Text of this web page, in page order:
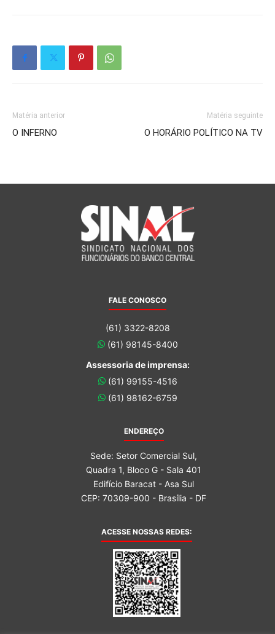
Matéria anterior
O INFERNO
Matéria seguinte
O HORÁRIO POLÍTICO NA TV
FALE CONOSCO
(61) 3322-8208
(61) 98145-8400
Assessoria de imprensa:
(61) 99155-4516
(61) 98162-6759
ENDEREÇO
Sede: Setor Comercial Sul,
Quadra 1, Bloco G - Sala 401
Edifício Baracat - Asa Sul
CEP: 70309-900 - Brasília - DF
ACESSE NOSSAS REDES: